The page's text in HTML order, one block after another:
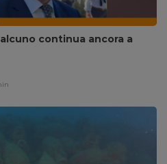
continua ancora a